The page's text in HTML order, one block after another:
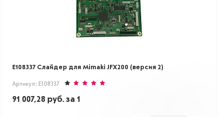
E108337 Слайдер для Mimaki JFX200 (версия 2)
Артикул: E108337
91 007,28 руб.за 1